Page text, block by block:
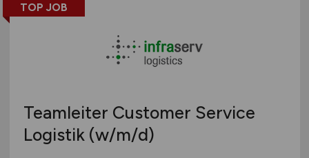
TOP JOB
Teamleiter Customer Service
Logistik (w/m/d)